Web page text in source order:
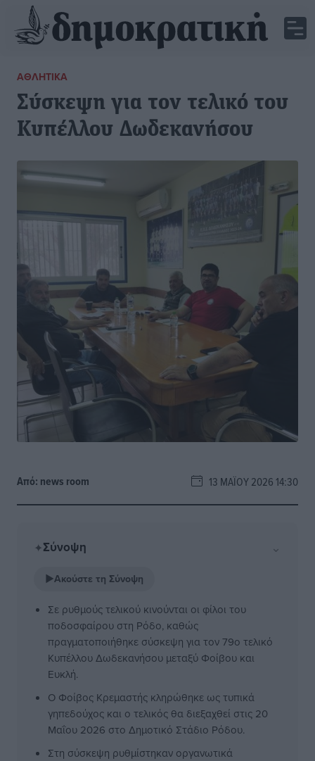
ΑΘΛΗΤΙΚΆ
Σύσκεψη για τον τελικό του
Κυπέλλου Δωδεκανήσου
Από: news room 13 ΜΑΪ́ΟΥ 2026 14:30
✦Σύνοψη ⌄
▶Ακούστε τη Σύνοψη
Σε ρυθμούς τελικού κινούνται οι φίλοι του
ποδοσφαίρου στη Ρόδο, καθώς
πραγματοποιήθηκε σύσκεψη για τον 79ο τελικό
Κυπέλλου Δωδεκανήσου μεταξύ Φοίβου και
Ευκλή.
Ο Φοίβος Κρεμαστής κληρώθηκε ως τυπικά
γηπεδούχος και ο τελικός θα διεξαχθεί στις 20
Μαΐου 2026 στο Δημοτικό Στάδιο Ρόδου.
Στη σύσκεψη ρυθμίστηκαν οργανωτικά